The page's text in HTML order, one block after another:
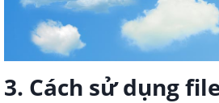
3. Cách sử dụng